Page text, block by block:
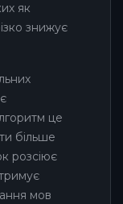
як
знижує
це
більше
розсіює
мов